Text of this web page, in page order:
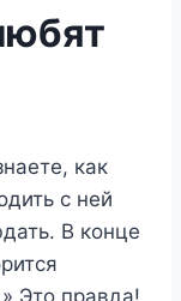
как
с ней
В конце